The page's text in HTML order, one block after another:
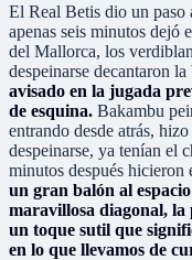
El Real Betis dio un paso
apenas seis minutos dejó
del Mallorca, los
despeinarse decantaron
avisado en la jugada
de esquina. Bakambu
entrando desde atrás,
despeinarse, ya tenían el
minutos después
un gran balón al
maravillosa diagonal, la
un toque sutil que
en lo que llevamos de